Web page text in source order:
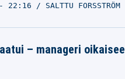
22:16 SALTTU FORSSTRÖM
– manageri oikaisee